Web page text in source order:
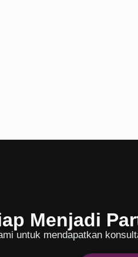
Menjadi
untuk mendapatkan